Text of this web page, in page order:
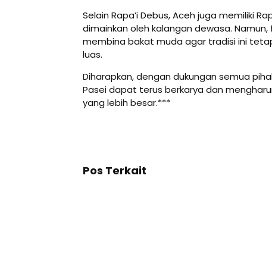
Selain Rapa’i Debus, Aceh juga memiliki
dimainkan oleh kalangan dewasa.
membina bakat muda agar tradisi ini
luas.
Diharapkan, dengan dukungan semua
Pasei dapat terus berkarya dan
yang lebih besar.***
Pos Terkait